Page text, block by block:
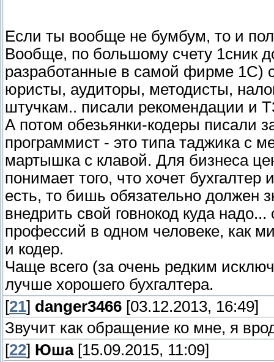
Если ты вообще не бумбум, то и
Вообще, по большому счету 1сник
разработанные в самой фирме 1С)
юристы, аудиторы, методисты,
штучкам.. писали рекомендации и
А потом обезьянки-кодеры писали
программист - это типа таджика с
мартышка с клавой. Для бизнеса
понимает того, что хочет бухгалтер
есть, то бишь обязательно должен
внедрить свой говнокод куда
профессий в одном человеке, как
и кодер.
Чаще всего (за очень редким
лучше хорошего бухгалтера.
[21] danger3466 [03.12.2013, 16:49]
Звучит как обращение ко мне, я
[22] Юша[15.09.2015, 11:09]